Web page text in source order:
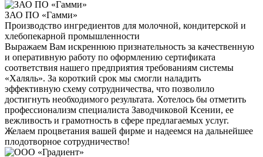
ЗАО ПО «Гамми»
Производство ингредиентов для молочной, кондитерской и
хлебопекарной промышленности
Выражаем Вам искреннюю признательность за качественную
и оперативную работу по оформлению сертификата
соответствия нашего предприятия требованиям системы
«Халяль». За короткий срок мы смогли наладить
эффективную схему сотрудничества, что позволило
достигнуть необходимого результата. Хотелось бы отметить
профессионализм специалиста Заводчиковой Ксении, ее
вежливость и грамотность в сфере предлагаемых услуг.
Желаем процветания вашей фирме и надеемся на дальнейшее
плодотворное сотрудничество!